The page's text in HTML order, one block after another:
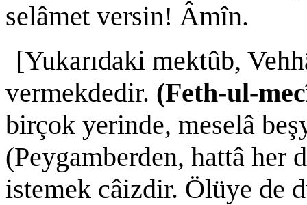
selâmet versin! Âmîn.
[Yukarıdaki mektûb,
vermekdedir. (Feth-ul-
birçok yerinde, meselâ
(Peygamberden, hattâ her
istemek câizdir. Ölüye de